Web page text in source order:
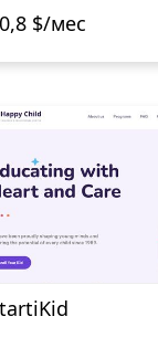
$/мес